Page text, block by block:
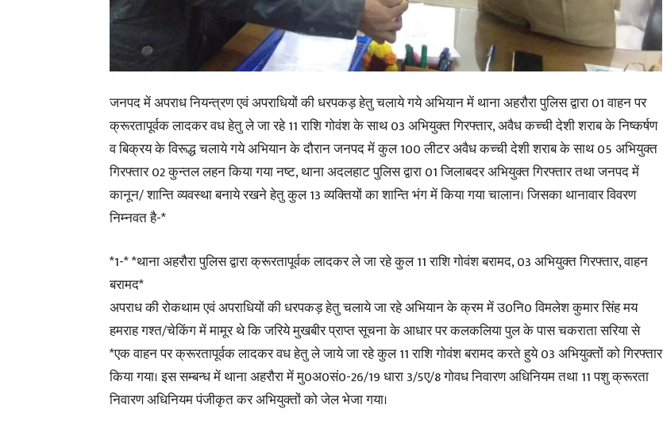
in
Hindi,
Hindi
जनपद में अपराध नियन्त्रण एवं अपराधियों की धरपकड़ हेतु चलाये गये अभियान में थाना अहरौरा पुलिस द्वारा 01 वाहन पर
क्रूरतापूर्वक लादकर वध हेतु ले जा रहे 11 राशि गोवंश के साथ 03 अभियुक्त गिरफ्तार, अवैध कच्ची देशी शराब के निष्कर्षण
व बिक्रय के विरूद्ध चलाये गये अभियान के दौरान जनपद में कुल 100 लीटर अवैध कच्ची देशी शराब के साथ 05 अभियुक्त
गिरफ्तार 02 कुन्तल लहन किया गया नष्ट, थाना अदलहाट पुलिस द्वारा 01 जिलाबदर अभियुक्त गिरफ्तार तथा जनपद में
कानून/ शान्ति व्यवस्था बनाये रखने हेतु कुल 13 व्यक्तियों का शान्ति भंग में किया गया चालान। जिसका थानावार विवरण
निम्नवत है-*
*1-* *थाना अहरौरा पुलिस द्वारा क्रूरतापूर्वक लादकर ले जा रहे कुल 11 राशि गोवंश बरामद, 03 अभियुक्त गिरफ्तार, वाहन
बरामद*
अपराध की रोकथाम एवं अपराधियों की धरपकड़ हेतु चलाये जा रहे अभियान के क्रम में उ0नि0 विमलेश कुमार सिंह मय
हमराह गश्त/चेकिंग में मामूर थे कि जरिये मुखबीर प्राप्त सूचना के आधार पर कलकलिया पुल के पास चकराता सरिया से
*एक वाहन पर क्रूरतापूर्वक लादकर वध हेतु ले जाये जा रहे कुल 11 राशि गोवंश बरामद करते हुये 03 अभियुक्तों को गिरफ्तार
किया गया। इस सम्बन्ध में थाना अहरौरा में मु0अ0सं0-26/19 धारा 3/5ए/8 गोवध निवारण अधिनियम तथा 11 पशु क्रूरता
निवारण अधिनियम पंजीकृत कर अभियुक्तों को जेल भेजा गया।